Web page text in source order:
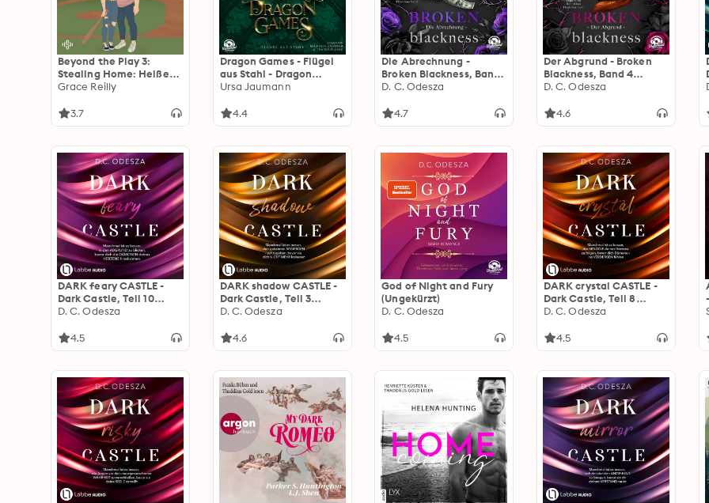
Beyond the Play 3:
Stealing Home: Heiße
Forced Proximity Sports
Grace Reilly
3.7
Dragon Games - Flügel
aus Stahl - Dragon
Knights, Band 2
Ursa Jaumann
4.4
Die Abrechnung -
Broken Blackness, Band
3 (Ungekürzt)
D. C. Odesza
4.7
Der Abgrund - Broken
Blackness, Band 4
(Ungekürzt)
D. C. Odesza
4.6
DARK feary CASTLE -
Dark Castle, Teil 10
(Ungekürzt)
D. C. Odesza
4.5
DARK shadow CASTLE -
Dark Castle, Teil 3
(Ungekürzt)
D. C. Odesza
4.6
God of Night and Fury
(Ungekürzt)
D. C. Odesza
4.5
DARK crystal CASTLE -
Dark Castle, Teil 8
(Ungekürzt)
D. C. Odesza
4.5